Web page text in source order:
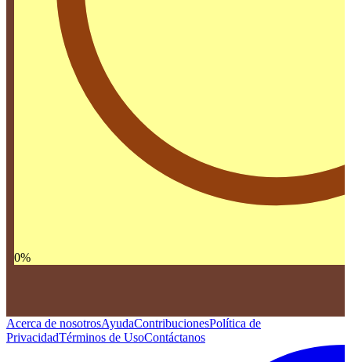
0%
Acerca de nosotrosAyudaContribucionesPolítica de
PrivacidadTérminos de UsoContáctanos